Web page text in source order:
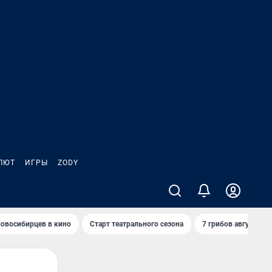
ИГРЫ ZODY
в кино Старт театрального сезона 7 грибов августа